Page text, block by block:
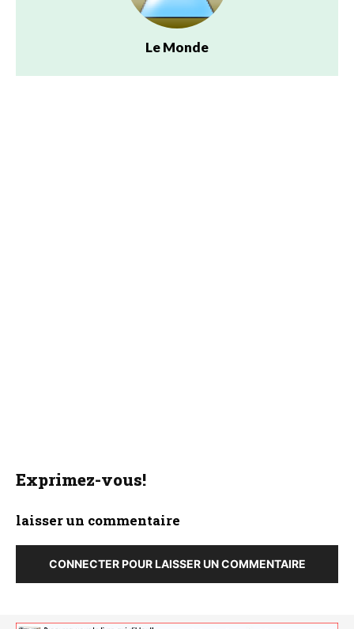
Le Monde
Exprimez-vous!
laisser un commentaire
CONNECTER POUR LAISSER UN COMMENTAIRE